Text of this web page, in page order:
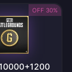
30% OFF
G-Coin